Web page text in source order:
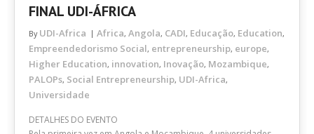
FINAL UDI-ÁFRICA
By UDI-Africa Africa, Angola, CADI, Educação, Education,
Empreendedorismo Social, entrepreneurship, europe,
Higher Education, innovation, Inovação, Mozambique,
PALOPs, Social Entrepreneurship, UDI-Africa,
Universidade
DETALHES DO EVENTO